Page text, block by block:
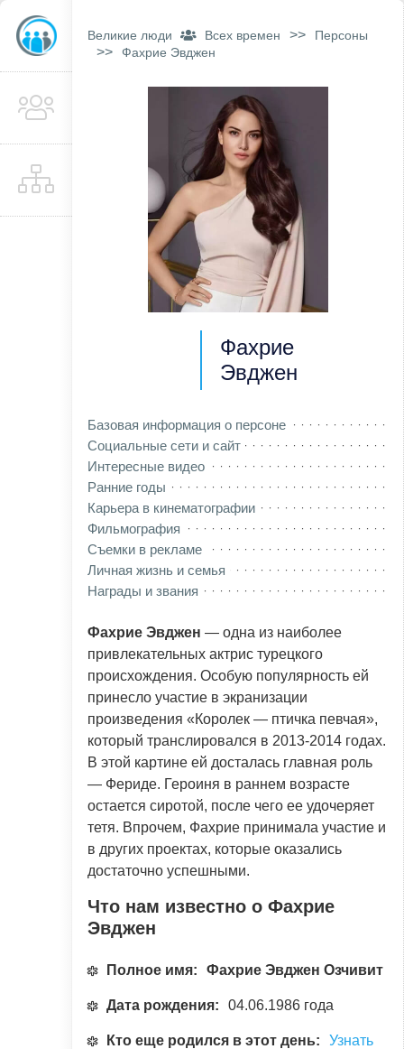
Великие люди Всех времен >> Персоны
>> Фахрие Эвджен
Фахрие
Эвджен
Базовая информация о персоне
Социальные сети и сайт
Интересные видео
Ранние годы
Карьера в кинематографии
Фильмография
Съемки в рекламе
Личная жизнь и семья
Награды и звания
Фахрие Эвджен — одна из наиболее
привлекательных актрис турецкого
происхождения. Особую популярность ей
принесло участие в экранизации
произведения «Королек — птичка певчая»,
который транслировался в 2013-2014 годах.
В этой картине ей досталась главная роль
— Фериде. Героиня в раннем возрасте
остается сиротой, после чего ее удочеряет
тетя. Впрочем, Фахрие принимала участие и
в других проектах, которые оказались
достаточно успешными.
Что нам известно о Фахрие
Эвджен
Полное имя: Фахрие Эвджен Озчивит
Дата рождения: 04.06.1986 года
Кто еще родился в этот день: Узнать